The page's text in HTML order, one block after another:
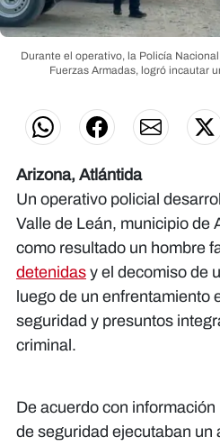
Durante el operativo, la Policía
Fuerzas Armadas, logró incautar
Arizona, Atlántida
Un operativo policial
Valle de Leán, municipio de
como resultado un hombre
detenidas y el decomiso de
luego de un enfrentamiento
seguridad y presuntos
criminal.
De acuerdo con
de seguridad ejecutaban un